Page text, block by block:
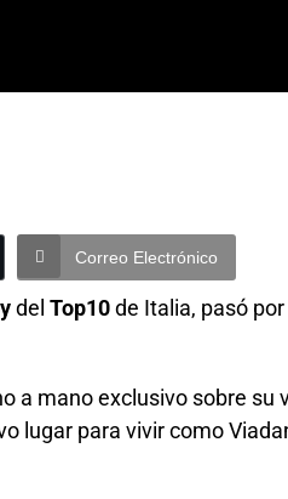
Correo Electrónico
del Top10 de Italia, pasó
a mano exclusivo sobre su
lugar para vivir como